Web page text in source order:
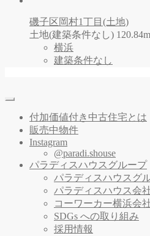
磯子区岡村1丁目(土地)
土地(建築条件なし)
横浜
建築条件なし
付加価値付き中古住宅とは
販売中物件
Instagram
@paradi.shouse
パラディスハウスグループ
パラディスハウスグ
パラディスハウス会
コーワーカー横浜会
SDGs への取り組み
採用情報